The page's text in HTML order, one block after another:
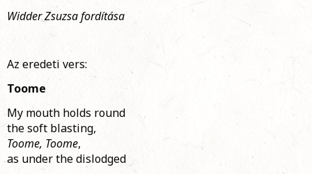
Widder Zsuzsa fordítása
Az eredeti vers:
Toome
My mouth holds round
the soft blasting,
Toome, Toome,
as under the dislodged